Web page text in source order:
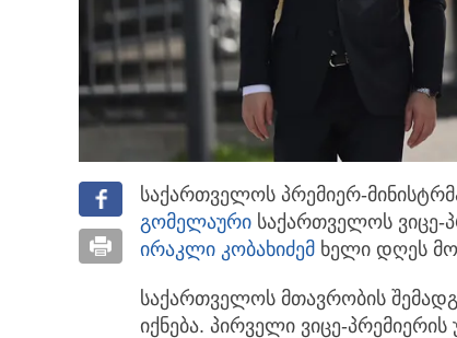
საქართველოს პრემიერ-
გომელაური საქართველოს ვიცე-
ირაკლი კობახიძემ ხელი დღეს
საქართველოს მთავრობის
იქნება. პირველი ვიცე-